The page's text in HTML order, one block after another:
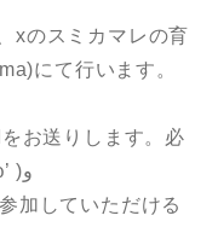
xのスミカマレの育
にて行います。
お送りします。必
ず３日以内にお返事ください٩( ‘ω’ )و
加していただける